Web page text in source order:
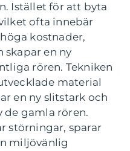
Istället för att byta
ofta innebär
kostnader,
en ny
rören. Tekniken
material
en ny slitstark och
de gamla rören.
störningar, sparar
miljövänlig